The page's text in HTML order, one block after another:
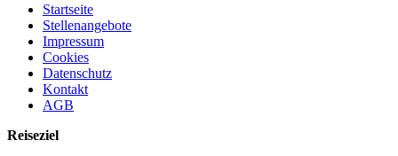
Startseite
Stellenangebote
Impressum
Cookies
Datenschutz
Kontakt
AGB
Reiseziel